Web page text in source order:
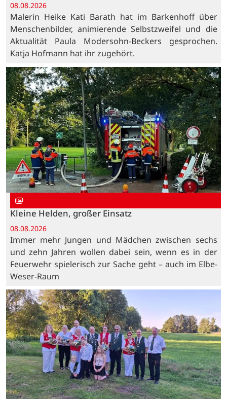
08.08.2026
Malerin Heike Kati Barath hat im Barkenhoff über
Menschenbilder, animierende Selbstzweifel und die
Aktualität Paula Modersohn-Beckers gesprochen.
Katja Hofmann hat ihr zugehört.
Kleine Helden, großer Einsatz
08.08.2026
Immer mehr Jungen und Mädchen zwischen sechs
und zehn Jahren wollen dabei sein, wenn es in der
Feuerwehr spielerisch zur Sache geht – auch im Elbe-
Weser-Raum